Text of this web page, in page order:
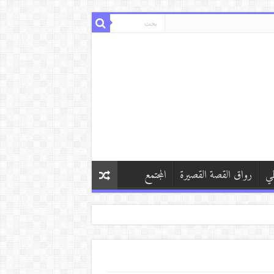
رواق القصة القصيرة المجتمع